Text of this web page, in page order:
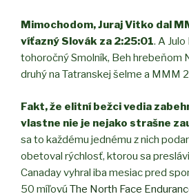
Mimochodom, Juraj Vitko dal
víťazný Slovák za 2:25:01. A
tohoročný Smolník, Beh hrebeňom
druhý na Tatranskej šelme a MMM
Fakt, že elitní bežci vedia
vlastne nie je nejako strašne
sa to každému jednému z nich
obetoval rýchlosť, ktorou sa
Canaday vyhral iba mesiac pred
50 míľovú The North Face